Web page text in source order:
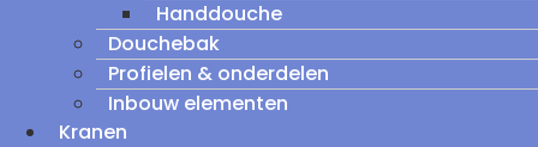
Handdouche
Douchebak
Profielen & onderdelen
Inbouw elementen
Kranen